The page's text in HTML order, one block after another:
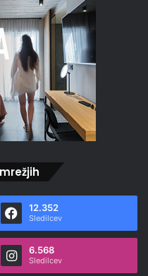
12.352
Sledilcev
6.568
Sledilcev